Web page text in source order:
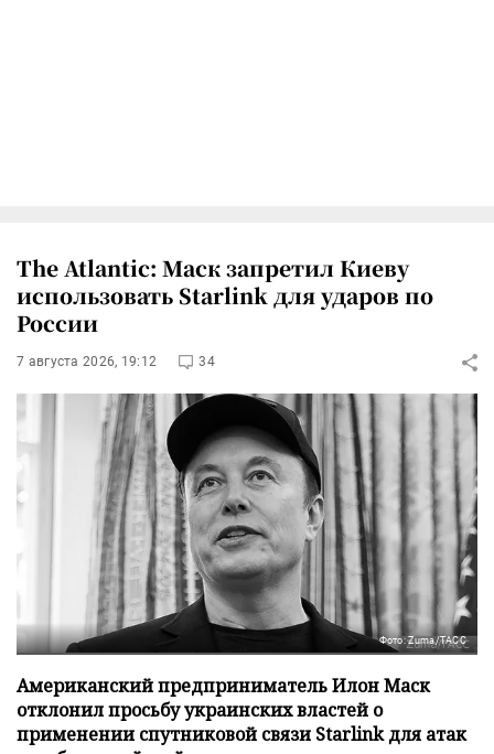
The Atlantic: Маск запретил Киеву
использовать Starlink для ударов по
России
7 августа 2026, 19:12 34
Фото: Zuma/ТАСС
Американский предприниматель Илон Маск
отклонил просьбу украинских властей о
применении спутниковой связи Starlink для атак